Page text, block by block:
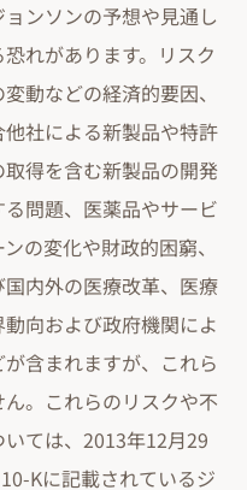
ンソンの予想や見通し
れがあります。リスク
動などの経済的要因、
社による新製品や特許
得を含む新製品の開発
問題、医薬品やサービ
の変化や財政的困窮、
内外の医療改革、医療
向および政府機関によ
含まれますが、これら
。これらのリスクや不
ては、2013年12月29
Kに記載されているジ